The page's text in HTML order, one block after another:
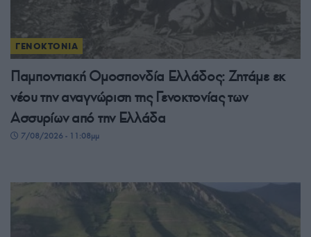
ΓΕΝΟΚΤΟΝΙΑ
Παμποντιακή Ομοσπονδία Ελλάδος: Ζητάμε εκ
νέου την αναγνώριση της Γενοκτονίας των
Ασσυρίων από την Ελλάδα
7/08/2026 - 11:08μμ